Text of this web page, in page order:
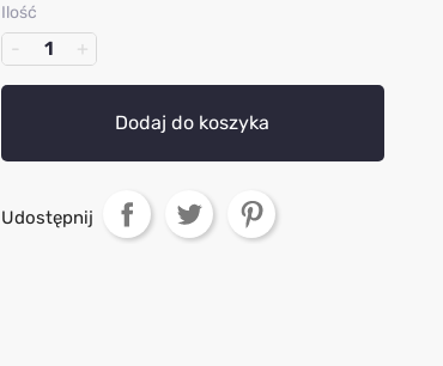
Ilość
Dodaj do koszyka
Udostępnij